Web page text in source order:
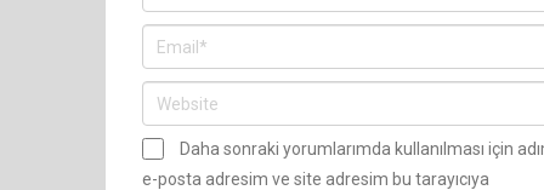
Daha sonraki yorumlarımda kullanılması için
e-posta adresim ve site adresim bu tarayıcıya